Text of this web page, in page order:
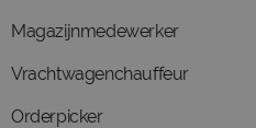
Magazijnmedewerker
Vrachtwagenchauffeur
Orderpicker